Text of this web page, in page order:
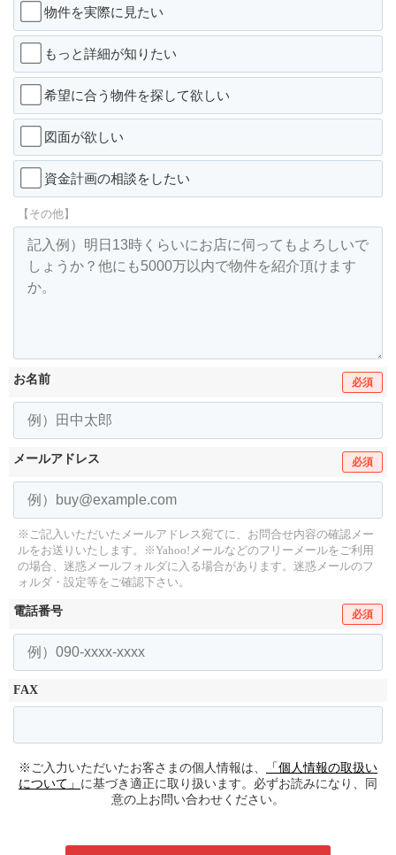
物件を実際に見たい
もっと詳細が知りたい
希望に合う物件を探して欲しい
図面が欲しい
資金計画の相談をしたい
【その他】
お名前 必須
メールアドレス 必須
※ご記入いただいたメールアドレス宛てに、お問合せ内容の確認メー
ルをお送りいたします。
※Yahoo!メールなどのフリーメールをご利用
の場合、迷惑メールフォルダに入る場合があります。 迷惑メールのフ
ォルダ・設定等をご確認下さい。
電話番号 必須
FAX
※ご入力いただいたお客さまの個人情報は、
「個人情報の取扱い
について」 に基づき適正に取り扱います。必ずお読みになり、同
意の上お問い合わせください。